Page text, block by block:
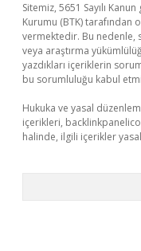
Sitemiz, 5651 Sayılı
Kurumu (BTK) tarafından
vermektedir. Bu
veya araştırma
yazdıkları içeriklerin
bu sorumluluğu kabul
Hukuka ve yasal
içerikleri,
halinde, ilgili içerikler